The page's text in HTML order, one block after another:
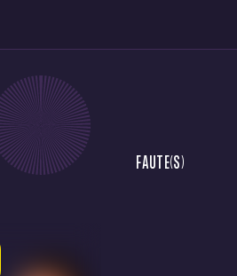
FAUTE(S)